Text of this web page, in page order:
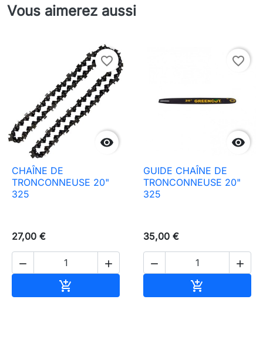
Vous aimerez aussi

favorite_border
CHAÎNE DE
TRONCONNEUSE 20"
325
27,00 €
 


favorite_border
GUIDE CHAÎNE DE
TRONCONNEUSE 20"
325
35,00 €
 
